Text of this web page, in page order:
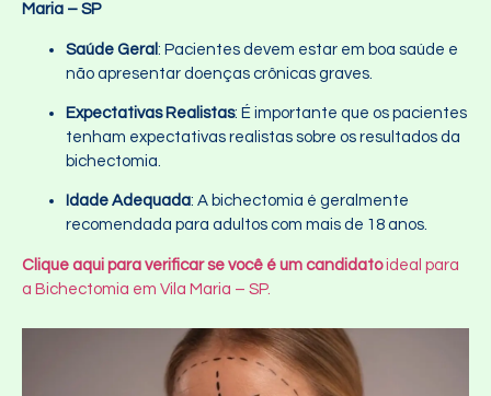
Maria – SP
Saúde Geral : Pacientes devem estar em boa saúde e
não apresentar doenças crônicas graves.
Expectativas Realistas: É importante que os pacientes
tenham expectativas realistas sobre os resultados da
bichectomia.
Idade Adequada: A bichectomia é geralmente
recomendada para adultos com mais de 18 anos.
Clique aqui para verificar se você é um candidatoideal para
a Bichectomia em Vila Maria – SP.